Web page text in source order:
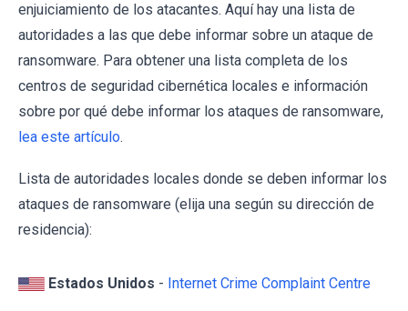
enjuiciamiento de los atacantes. Aquí hay una lista de
autoridades a las que debe informar sobre un ataque de
ransomware. Para obtener una lista completa de los
centros de seguridad cibernética locales e información
sobre por qué debe informar los ataques de ransomware,
lea este artículo.
Lista de autoridades locales donde se deben informar los
ataques de ransomware (elija una según su dirección de
residencia):
Estados Unidos - Internet Crime Complaint Centre